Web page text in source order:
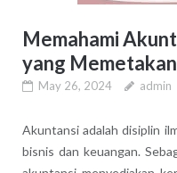
Memahami
yang
May 26, 2024 admin
Akuntansi adalah disiplin
bisnis dan keuangan.